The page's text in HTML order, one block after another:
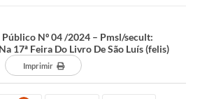
Nº 04 /2024 – Pmsl/secult:
17ª Feira Do Livro De São Luís (felis)
Imprimir